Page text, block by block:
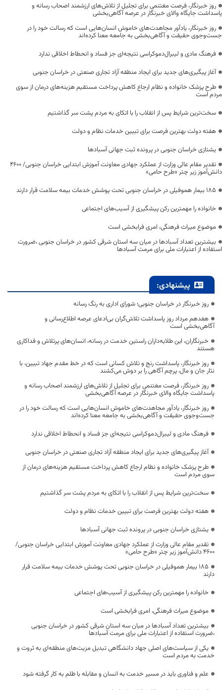
روز خبرنگار، فرصت مغتنمی برای تجلیل از تلاش‌های ارزشمند اصحاب رسانه و
پاسداشت جایگاه والای خبرنگار در عرصه آگاهی‌بخشی
روز خبرنگار، یادآور مجاهدت‌های خاموش انسان‌هایی است که رسالت خود را در
جست‌وجوی حقیقت و آگاهی‌بخشی به جامعه معنا کرده‌اند
فرهنگ مادی و لیبرال‌دموکراسی نتیجه‌ای جز فساد و انحطاط اخلاقی ندارد
آغاز پیگیری‌های جدید برای ایجاد منطقه آزاد تجاری صنعتی در خراسان جنوبی
طرح پزشک خانواده و نظام ارجاع کاهش پرداخت مستقیم هزینه‌های درمان از سوی
مردم است
سخت‌ترین شرایط پس از انقلاب را با اتکای به مردم پشت سر گذاشتیم
هفته دولت بهترین فرصت برای تبیین خدمات نظام و دولت
یشتازی خراسان جنوبی در پرونده ثبت جهانی آسبادها
تقدیر مقام عالی وزارت از عملکرد جهادی معاونت آموزش ابتدایی خراسان جنوبی/ ۴۶۰۰
دانش‌آموز زیر چتر «طرح حامی»
۱۸۵ بیمار هموفیلی در خراسان جنوبی تحت پوشش خدمات بیمه سلامت قرار دارند
خانواده را مهمترین رکن پیشگیری از آسیب‌های اجتماعی
موضوع میراث فرهنگی، امری فرابخشی است
بیشترین تعداد آسبادها در میان سه استان شرقی کشور در خراسان جنوبی ،ضرورت
استفاده از اعتبارات ملی برای مرمت آسبادها
پیشنهادی:
روز خبرنگار در خراسان جنوبی؛ شورای اداری به رنگ رسانه
هفدهم مرداد روز پاسداشت تلاش‌گران بی‌ادعای عرصه اطلاع‌رسانی و
آگاهی‌بخشی است
خبرنگاران، این طلایه‌داران راستین خدمت در رسانه، انسان‌های پرتلاش و فداکاری
هستند
روز خبرنگار، پاسداشت رنج و تلاش کسانی است که در خط مقدم جهاد تبیین، با
نثار جان و مال، پرچم آگاهی را بر دوش می‌کشند
روز خبرنگار، فرصت مغتنمی برای تجلیل از تلاش‌های ارزشمند اصحاب رسانه و
پاسداشت جایگاه والای خبرنگار در عرصه آگاهی‌بخشی
روز خبرنگار، یادآور مجاهدت‌های خاموش انسان‌هایی است که رسالت خود را در
جست‌وجوی حقیقت و آگاهی‌بخشی به جامعه معنا کرده‌اند
فرهنگ مادی و لیبرال‌دموکراسی نتیجه‌ای جز فساد و انحطاط اخلاقی ندارد
آغاز پیگیری‌های جدید برای ایجاد منطقه آزاد تجاری صنعتی در خراسان جنوبی
طرح پزشک خانواده و نظام ارجاع کاهش پرداخت مستقیم هزینه‌های درمان از
سوی مردم است
سخت‌ترین شرایط پس از انقلاب را با اتکای به مردم پشت سر گذاشتیم
هفته دولت بهترین فرصت برای تبیین خدمات نظام و دولت
یشتازی خراسان جنوبی در پرونده ثبت جهانی آسبادها
تقدیر مقام عالی وزارت از عملکرد جهادی معاونت آموزش ابتدایی خراسان جنوبی/
۴۶۰۰ دانش‌آموز زیر چتر «طرح حامی»
۱۸۵ بیمار هموفیلی در خراسان جنوبی تحت پوشش خدمات بیمه سلامت قرار
دارند
خانواده را مهمترین رکن پیشگیری از آسیب‌های اجتماعی
موضوع میراث فرهنگی، امری فرابخشی است
بیشترین تعداد آسبادها در میان سه استان شرقی کشور در خراسان جنوبی
،ضرورت استفاده از اعتبارات ملی برای مرمت آسبادها
یکی از سیاست‌های اصلی جهاد دانشگاهی تبدیل مزیت‌های منطقه‌ای به ثروت و
خدمت به مردم است
علم و فناوری باید در مسیر خدمت به انسان و مقابله با ظلم به کار گرفته شود